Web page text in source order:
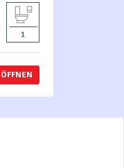
1
ÖFFNEN